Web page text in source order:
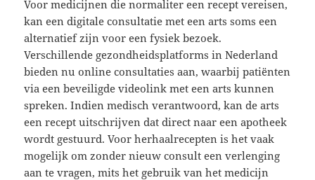
Voor medicijnen die normaliter een recept vereisen,
kan een digitale consultatie met een arts soms een
alternatief zijn voor een fysiek bezoek.
Verschillende gezondheidsplatforms in Nederland
bieden nu online consultaties aan, waarbij patiënten
via een beveiligde videolink met een arts kunnen
spreken. Indien medisch verantwoord, kan de arts
een recept uitschrijven dat direct naar een apotheek
wordt gestuurd. Voor herhaalrecepten is het vaak
mogelijk om zonder nieuw consult een verlenging
aan te vragen, mits het gebruik van het medicijn